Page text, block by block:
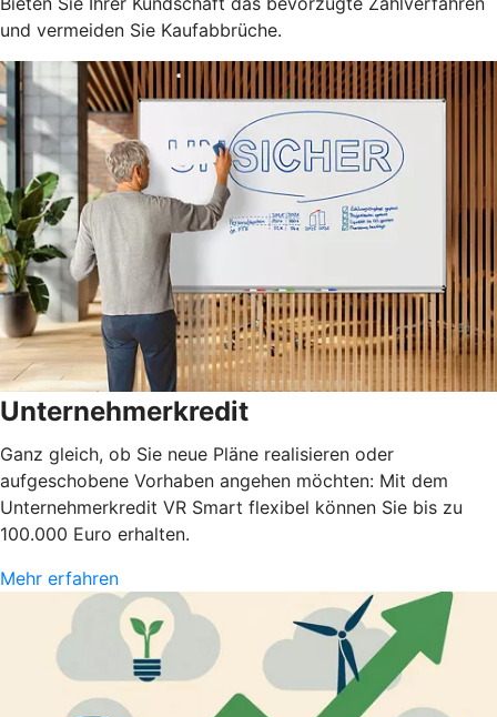
und vermeiden Sie Kaufabbrüche.
Unternehmerkredit
Ganz gleich, ob Sie neue Pläne realisieren oder
aufgeschobene Vorhaben angehen möchten: Mit dem
Unternehmerkredit VR Smart flexibel können Sie bis zu
100.000 Euro erhalten.
Mehr erfahren